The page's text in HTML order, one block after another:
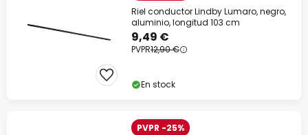
Riel conductor Lindby Lumaro, negro,
aluminio, longitud 103 cm
9,49 €
PVPR12,90 €
En stock
PVPR -25%